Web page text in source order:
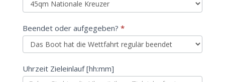
Beendet oder aufgegeben? *
Uhrzeit Zieleinlauf [hh:mm]